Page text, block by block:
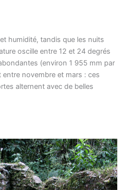
humidité, tandis que les nuits
oscille entre 12 et 24 degrés
(environ 1 955 mm par
novembre et mars : ces
alternent avec de belles